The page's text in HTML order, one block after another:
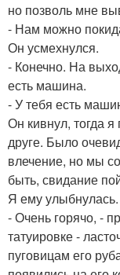
но позволь мне
- Нам можно
Он усмехнулся.
- Конечно. На
есть машина.
- У тебя есть
Он кивнул, тогда
друге. Было
влечение, но мы
быть, свидание
Я ему улыбнулась.
- Очень горячо, -
татуировке -
пуговицам его